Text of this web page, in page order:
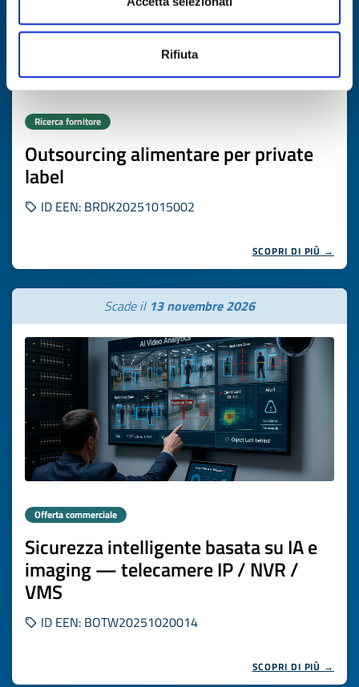
Rifiuta
Ricerca fornitore
Outsourcing alimentare per private
label
ID EEN: BRDK20251015002
SCOPRI DI PIÙ →
Scade il 13 novembre 2026
Offerta commerciale
Sicurezza intelligente basata su IA e
imaging — telecamere IP / NVR /
VMS
ID EEN: BOTW20251020014
SCOPRI DI PIÙ →